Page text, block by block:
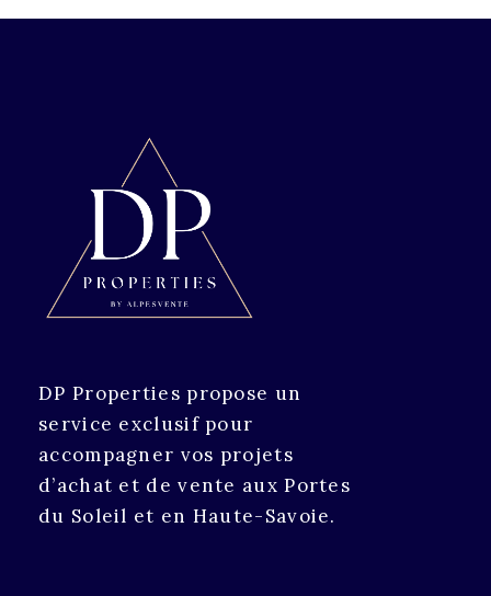
DP Properties propose un
service exclusif pour
accompagner vos projets
d’achat et de vente aux Portes
du Soleil et en Haute-Savoie.